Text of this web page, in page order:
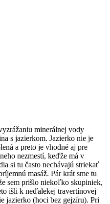
minerálnej vody
s jazierkom. Jazierko nie je
a preto je vhodné aj pre
nezmestí, keďže má v
si tu často nechávajú striekať
masáž. Pár krát sme tu
sem prišlo niekoľko skupiniek,
išli k neďalekej travertínovej
jazierko (hoci bez gejzíru). Pri